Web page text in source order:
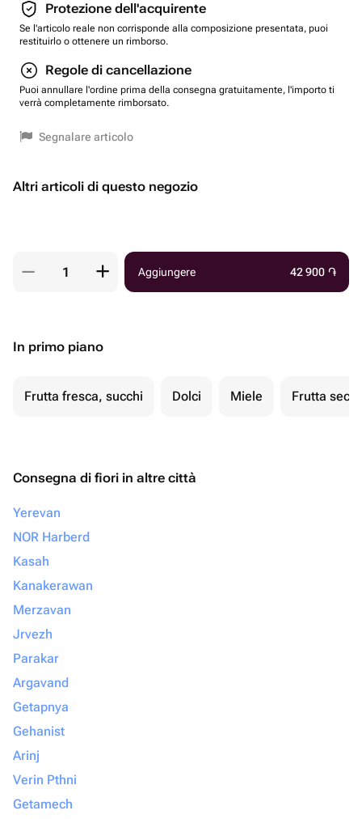
Protezione dell'acquirente
Se l'articolo reale non corrisponde alla composizione presentata, puoi
restituirlo o ottenere un rimborso.
Regole di cancellazione
Puoi annullare l'ordine prima della consegna gratuitamente, l'importo ti
verrà completamente rimborsato.
Segnalare articolo
Altri articoli di questo negozio
Aggiungere 42 900 ֏
In primo piano
Frutta fresca, succhi Dolci Miele Frutta
Consegna di fiori in altre città
Yerevan
NOR Harberd
Kasah
Kanakerawan
Merzavan
Jrvezh
Parakar
Argavand
Getapnya
Gehanist
Arinj
Verin Pthni
Getamech